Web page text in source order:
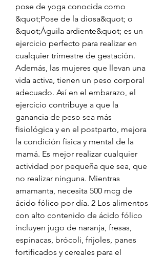
pose de yoga conocida como
&quot;Pose de la diosa&quot; o
&quot;Águila ardiente&quot; es un
ejercicio perfecto para realizar en
cualquier trimestre de gestación.
Además, las mujeres que llevan una
vida activa, tienen un peso corporal
adecuado. Así en el embarazo, el
ejercicio contribuye a que la
ganancia de peso sea más
fisiológica y en el postparto, mejora
la condición física y mental de la
mamá. Es mejor realizar cualquier
actividad por pequeña que sea, que
no realizar ninguna. Mientras
amamanta, necesita 500 mcg de
ácido fólico por día. 2 Los alimentos
con alto contenido de ácido fólico
incluyen jugo de naranja, fresas,
espinacas, brócoli, frijoles, panes
fortificados y cereales para el